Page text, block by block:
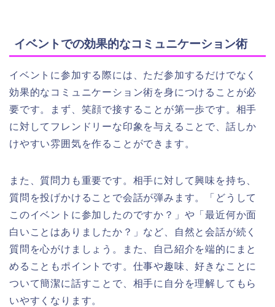
イベントでの効果的なコミュニケーション術
イベントに参加する際には、ただ参加するだけでなく
効果的なコミュニケーション術を身につけることが必
要です。まず、笑顔で接することが第一歩です。相手
に対してフレンドリーな印象を与えることで、話しか
けやすい雰囲気を作ることができます。
また、質問力も重要です。相手に対して興味を持ち、
質問を投げかけることで会話が弾みます。「どうして
このイベントに参加したのですか？」や「最近何か面
白いことはありましたか？」など、自然と会話が続く
質問を心がけましょう。また、自己紹介を端的にまと
めることもポイントです。仕事や趣味、好きなことに
ついて簡潔に話すことで、相手に自分を理解してもら
いやすくなります。